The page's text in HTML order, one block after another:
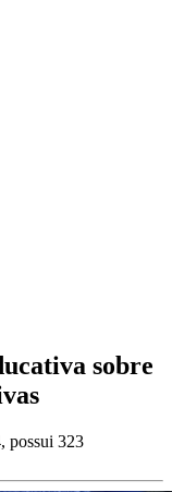
sobre
possui 323